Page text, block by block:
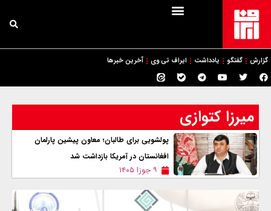
گزارش گفتگو یادداشت ایراف تی وی آخرین خبرها
میرزا کتوازی
پولشویی برای طالبان؛ معاون پیشین پارلمان
افغانستان در آمریکا بازداشت شد
۹ جوزا ۱۴۰۵